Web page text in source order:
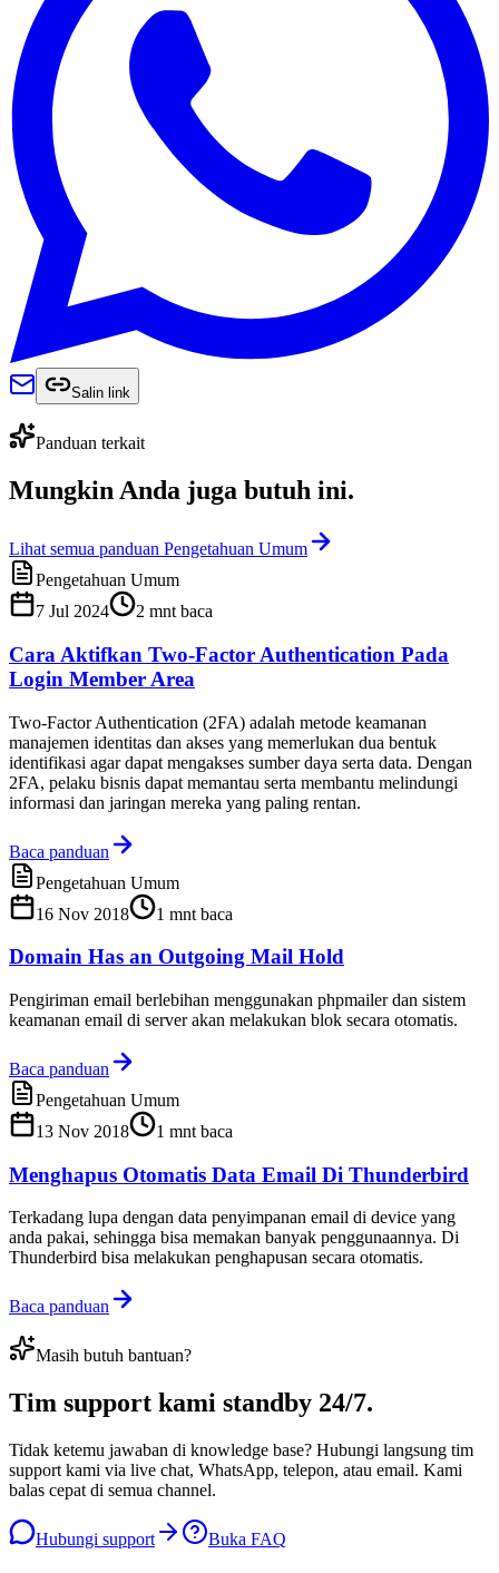
Salin link
Panduan terkait
Mungkin Anda juga butuh ini.
Lihat semua panduan Pengetahuan Umum
Pengetahuan Umum
7 Jul 2024
2 mnt baca
Cara Aktifkan Two-Factor Authentication Pada
Login Member Area
Two-Factor Authentication (2FA) adalah metode keamanan
manajemen identitas dan akses yang memerlukan dua bentuk
identifikasi agar dapat mengakses sumber daya serta data. Dengan
2FA, pelaku bisnis dapat memantau serta membantu melindungi
informasi dan jaringan mereka yang paling rentan.
Baca panduan
Pengetahuan Umum
16 Nov 2018
1 mnt baca
Domain Has an Outgoing Mail Hold
Pengiriman email berlebihan menggunakan phpmailer dan sistem
keamanan email di server akan melakukan blok secara otomatis.
Baca panduan
Pengetahuan Umum
13 Nov 2018
1 mnt baca
Menghapus Otomatis Data Email Di Thunderbird
Terkadang lupa dengan data penyimpanan email di device yang
anda pakai, sehingga bisa memakan banyak penggunaannya. Di
Thunderbird bisa melakukan penghapusan secara otomatis.
Baca panduan
Masih butuh bantuan?
Tim support kami standby 24/7.
Tidak ketemu jawaban di knowledge base? Hubungi langsung tim
support kami via live chat, WhatsApp, telepon, atau email. Kami
balas cepat di semua channel.
Hubungi support Buka FAQ